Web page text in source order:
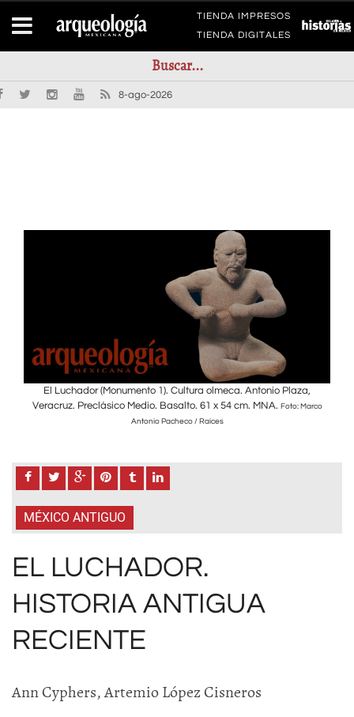
TIENDA IMPRESOS
TIENDA DIGITALES
8-ago-2026
El Luchador (Monumento 1). Cultura olmeca. Antonio Plaza,
Veracruz. Preclásico Medio. Basalto. 61 x 54 cm. MNA. Foto: Marco
Antonio Pacheco / Raíces
MÉXICO ANTIGUO
EL LUCHADOR.
HISTORIA ANTIGUA
RECIENTE
Ann Cyphers, Artemio López Cisneros